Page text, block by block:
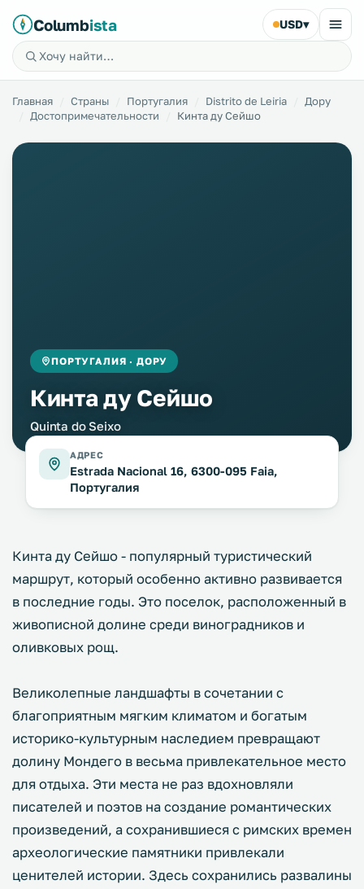
Columbista USD▾
Главная Страны Португалия Distrito de Leiria
Дору
Достопримечательности
Кинта ду Сейшо
ПОРТУГАЛИЯ · ДОРУ
Кинта ду Сейшо
Quinta do Seixo
АДРЕС
Estrada Nacional 16, 6300-095 Faia,
Португалия
Кинта ду Сейшо - популярный туристический
маршрут, который особенно активно развивается
в последние годы. Это поселок, расположенный в
живописной долине среди виноградников и
оливковых рощ.
Великолепные ландшафты в сочетании с
благоприятным мягким климатом и богатым
историко-культурным наследием превращают
долину Мондего в весьма привлекательное место
для отдыха. Эти места не раз вдохновляли
писателей и поэтов на создание романтических
произведений, а сохранившиеся с римских времен
археологические памятники привлекали
ценителей истории. Здесь сохранились развалины